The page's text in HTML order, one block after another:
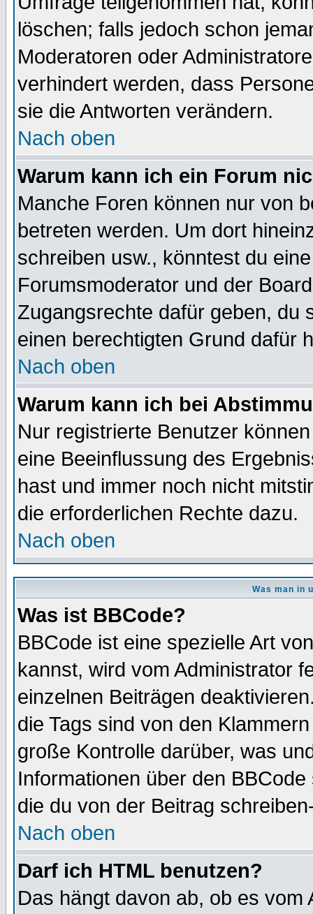
löschen; falls jedoch schon
Moderatoren oder
verhindert werden, dass
sie die Antworten verändern.
Nach oben
Warum kann ich ein Forum
Manche Foren können nur von
betreten werden. Um dort
schreiben usw., könntest du
Forumsmoderator und der
Zugangsrechte dafür geben, du
einen berechtigten Grund dafür
Nach oben
Warum kann ich bei
Nur registrierte Benutzer
eine Beeinflussung des
hast und immer noch nicht
die erforderlichen Rechte dazu.
Nach oben
Was man in
Was ist BBCode?
BBCode ist eine spezielle Art
kannst, wird vom Administrator
einzelnen Beiträgen
die Tags sind von den
große Kontrolle darüber, was
Informationen über den
die du von der Beitrag
Nach oben
Darf ich HTML benutzen?
Das hängt davon ab, ob es